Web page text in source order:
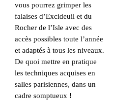
vous pourrez grimper les
falaises d’Excideuil et du
Rocher de l’Isle avec des
accès possibles toute l’année
et adaptés à tous les niveaux.
De quoi mettre en pratique
les techniques acquises en
salles parisiennes, dans un
cadre somptueux !